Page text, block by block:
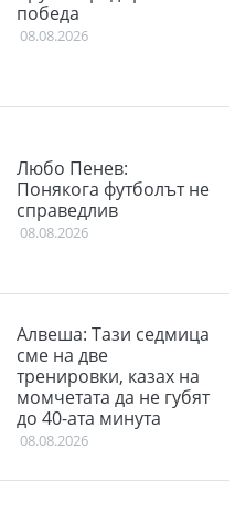
победа
08.08.2026
Любо Пенев:
Понякога футболът не
справедлив
08.08.2026
Алвеша: Тази седмица
сме на две
тренировки, казах на
момчетата да не губят
до 40-ата минута
08.08.2026